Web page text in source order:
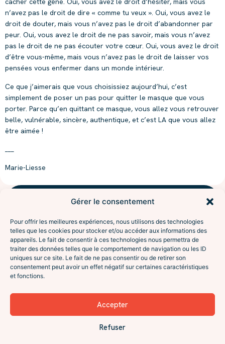
Gérer le consentement
Pour offrir les meilleures expériences, nous utilisons des technologies
telles que les cookies pour stocker et/ou accéder aux informations des
appareils. Le fait de consentir à ces technologies nous permettra de
traiter des données telles que le comportement de navigation ou les ID
uniques sur ce site. Le fait de ne pas consentir ou de retirer son
consentement peut avoir un effet négatif sur certaines caractéristiques
et fonctions.
Accepter
Refuser
n’avez pas le droit de dire « comme tu veux ». Oui, vous avez le
droit de douter, mais vous n’avez pas le droit d’abandonner par
peur. Oui, vous avez le droit de ne pas savoir, mais vous n’avez
pas le droit de ne pas écouter votre cœur. Oui, vous avez le droit
d’être vous-même, mais vous n’avez pas le droit de laisser vos
pensées vous enfermer dans un monde intérieur.
Ce que j’aimerais que vous choisissiez aujourd’hui, c’est
simplement de poser un pas pour quitter le masque que vous
porter. Parce qu’en quittant ce masque, vous allez vous retrouver
belle, vulnérable, sincère, authentique, et c’est LA que vous allez
être aimée !
Marie-Liesse
Sésame
De l’attente à la vraie
rencontre. Coaching en
relation amoureuse, pour
relation. En visio ou à Lyon.
Réserver Un Échange
Accompagnements
À propos
Interventions
Le programme Excursion
Contact
SUIVRE
Facebook
LinkedIn